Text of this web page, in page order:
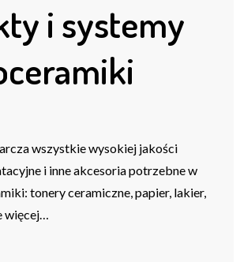
i systemy
wszystkie wysokiej jakości
i inne akcesoria potrzebne w
tonery ceramiczne, papier, lakier,